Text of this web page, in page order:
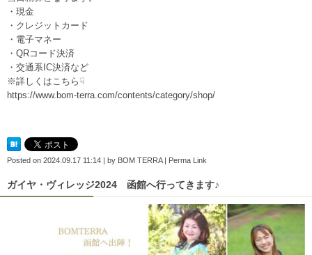
・現金
・クレジットカード
・電子マネー
・QRコード決済
・交通系IC決済など
※詳しくはこちら☟
https://www.bom-terra.com/contents/category/shop/
Posted on 2024.09.17 11:14 | by BOM TERRA| Perma Link
ガイヤ・ヴィレッジ2024 函館へ行ってきます♪